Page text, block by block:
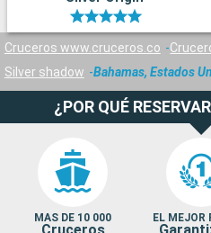
submarino. No se pierda la
espectáculo diario. La cocina de
Hueso es deliciosa.
Cruceros www.cruceros.co
Silver shadow
Bahamas, Estados
¿POR QUÉ
MAS DE 10 000
Cruceros
EL MEJOR